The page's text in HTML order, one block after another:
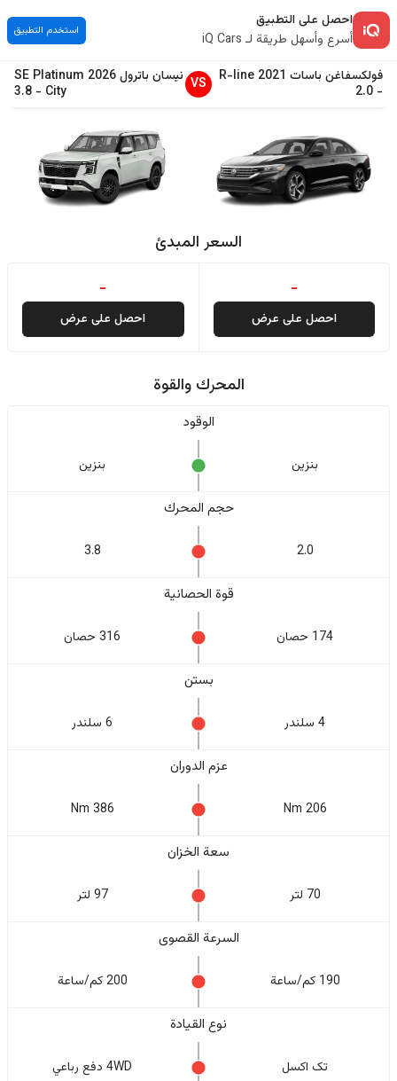
احصل على التطبيق
أسرع وأسهل طريقة لـ iQ Cars
استخدم التطبيق
فولكسفاغن باسات 2021
R-line
-
2.0
VS نيسان باترول2026
SE Platinum
City
-
3.8
السعر المبدئ
-
احصل على عرض
-
احصل على عرض
المحرك والقوة
الوقود
بنزين بنزين
حجم المحرك
2.0
3.8
قوة الحصانية
174 حصان 316 حصان
بستن
4 سلندر 6 سلندر
عزم الدوران
206 Nm
386 Nm
سعة الخزان
70 لتر 97 لتر
السرعة القصوى
190 كم/ساعة 200 كم/ساعة
نوع القيادة
تک اکسل 4WD دفع رباعي